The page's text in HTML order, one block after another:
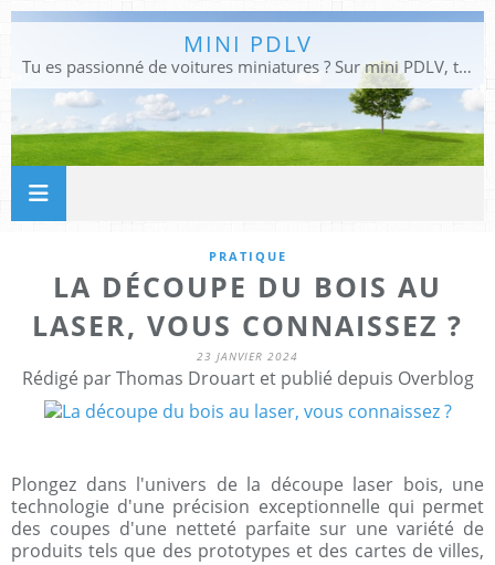
MINI PDLV
Tu es passionné de voitures miniatures ? Sur mini PDLV, tu trouveras les meilleurs bons plans pour acheter des voitures au 1:43, 1:18 ou 1:24. Tu pourras aussi découvrir des modèles de collection sous tous leurs angles. Pour ne rien louper de l'actualité des voitures miniatures, rejoins-nous !
PRATIQUE
LA DÉCOUPE DU BOIS AU
LASER, VOUS CONNAISSEZ ?
23 JANVIER 2024
Rédigé par Thomas Drouart et publié depuis Overblog
Plongez dans l'univers de la découpe laser bois, une
technologie d'une précision exceptionnelle qui permet
des coupes d'une netteté parfaite sur une variété de
produits tels que des prototypes et des cartes de villes,